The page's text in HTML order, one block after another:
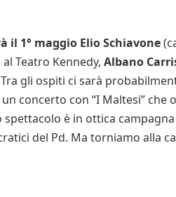
il 1° maggio Elio Schiavone
Teatro Kennedy, Albano
gli ospiti ci sarà
un concerto con “I Maltesi”
spettacolo è in ottica
del Pd. Ma torniamo alla